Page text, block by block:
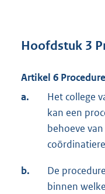
Hoofdstuk 3
Artikel 6
a.
Het college
kan een
behoeve
b.
De
binnen